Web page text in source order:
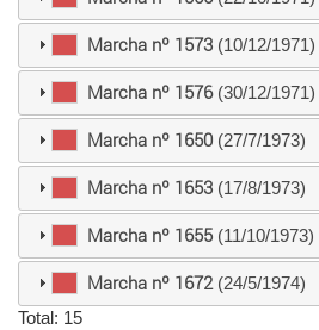
Marcha nº 1573(10/12/1971)
Marcha nº 1576(30/12/1971)
Marcha nº 1650(27/7/1973)
Marcha nº 1653(17/8/1973)
Marcha nº 1655(11/10/1973)
Marcha nº 1672(24/5/1974)
Total: 15